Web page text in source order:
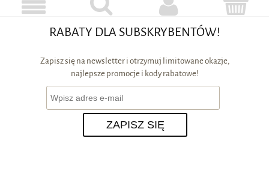
RABATY DLA SUBSKRYBENTÓW!
Zapisz się na newsletter i otrzymuj limitowane okazje,
najlepsze promocje i kody rabatowe!
ZAPISZ SIĘ